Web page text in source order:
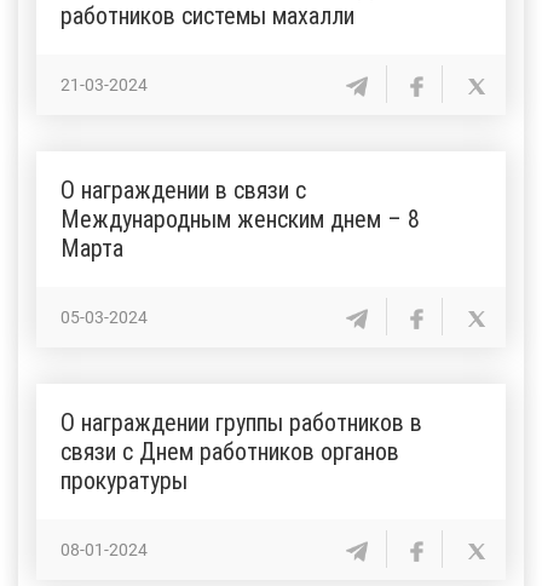
работников системы махалли
21-03-2024
О награждении в связи с
Международным женским днем – 8
Марта
05-03-2024
О награждении группы работников в
связи с Днем работников органов
прокуратуры
08-01-2024